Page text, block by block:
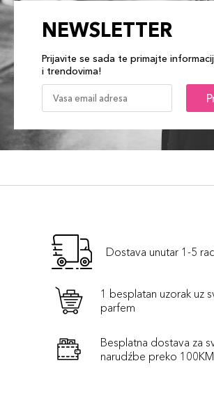
NEWSLETTER
Prijavite se sada te primajte
i trendovima!
Dostava unutar 1-5
1 besplatan uzorak uz
parfem
Besplatna dostava za
narudźbe preko 100KM